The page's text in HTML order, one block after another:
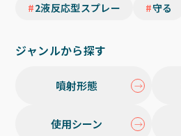
2液反応型スプレー
守る
ジャンルから探す
噴射形態
使用シーン